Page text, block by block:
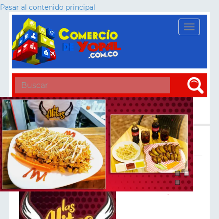
Pasar al contenido principal
Toggle
Apply
: Las Alitas Gourmet